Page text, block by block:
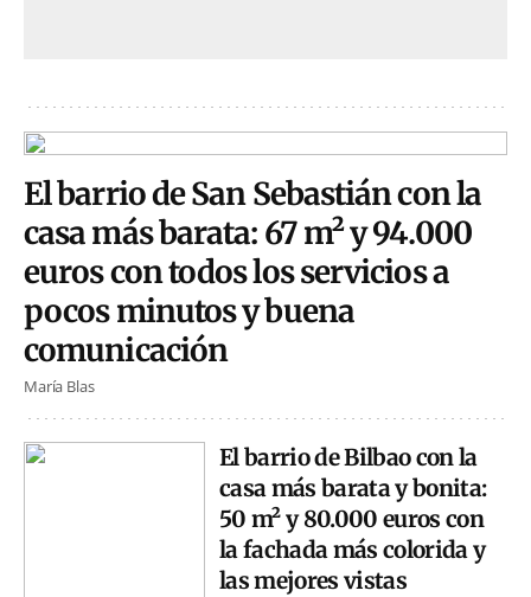
El barrio de San Sebastián con la
casa más barata: 67 m² y 94.000
euros con todos los servicios a
pocos minutos y buena
comunicación
María Blas
El barrio de Bilbao con la
casa más barata y bonita:
50 m² y 80.000 euros con
la fachada más colorida y
las mejores vistas